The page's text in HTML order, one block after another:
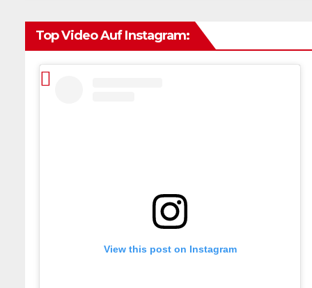
Top Video Auf Instagram:
View this post on Instagram